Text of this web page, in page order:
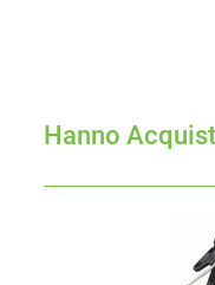
Hanno